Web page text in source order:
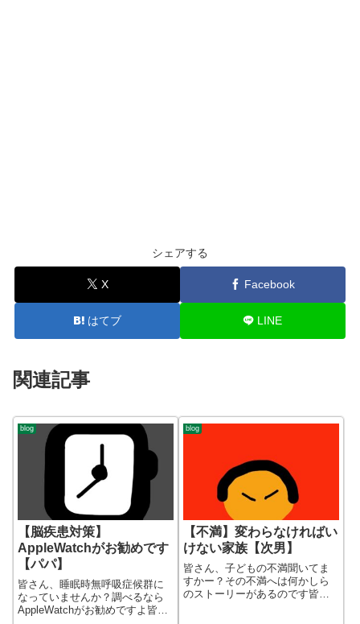
シェアする
X Facebook
はてブ LINE
関連記事
blog
【脳疾患対策】
AppleWatchがお勧めです
【パパ】
皆さん、睡眠時無呼吸症候群に
なっていませんか？調べるなら
AppleWatchがお勧めですよ皆さ
blog
【不満】変わらなければい
けない家族【次男】
皆さん、子どもの不満聞いてま
すかー？その不満へは何かしら
のストーリーがあるのです皆さ